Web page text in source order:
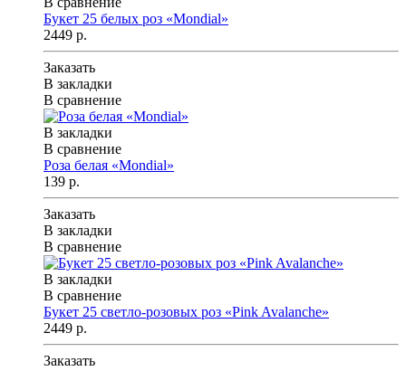
Букет 25 белых роз «Mondial»
2449 р.
Заказать
В закладки
В сравнение
В закладки
В сравнение
Роза белая «Mondial»
139 р.
Заказать
В закладки
В сравнение
В закладки
В сравнение
Букет 25 светло-розовых роз «Pink Avalanche»
2449 р.
Заказать